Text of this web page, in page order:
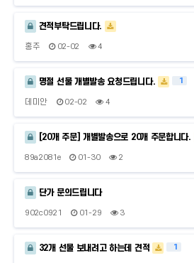
견적부탁드립니다.
홍주 02-02 4
명절 선물 개별발송 요청드립니다. 1
데미안 02-02 4
[20개 주문] 개별발송으로 20개 주문합니다.
89a2081e 01-30 2
단가 문의드립니다
902c0921 01-29 3
32개 선물 보내려고 하는데 견적 1